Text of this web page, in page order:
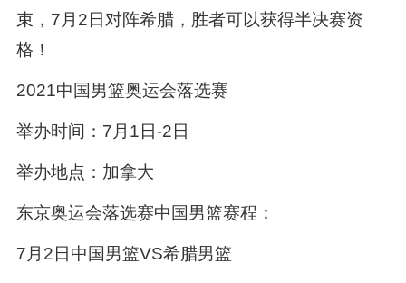
束，7月2日对阵希腊，胜者可以获得半决赛资
格！
2021中国男篮奥运会落选赛
举办时间：7月1日-2日
举办地点：加拿大
东京奥运会落选赛中国男篮赛程：
7月2日中国男篮VS希腊男篮